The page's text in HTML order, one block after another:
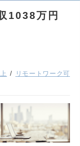
1038万円
リモートワーク可